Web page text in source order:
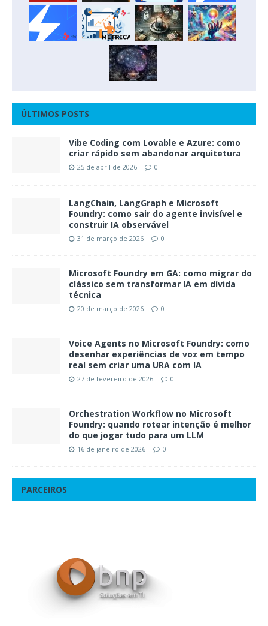
ÚLTIMOS POSTS
Vibe Coding com Lovable e Azure: como
criar rápido sem abandonar arquitetura
25 de abril de 2026 0
LangChain, LangGraph e Microsoft
Foundry: como sair do agente invisível e
construir IA observável
31 de março de 2026 0
Microsoft Foundry em GA: como migrar do
clássico sem transformar IA em dívida
técnica
20 de março de 2026 0
Voice Agents no Microsoft Foundry: como
desenhar experiências de voz em tempo
real sem criar uma URA com IA
27 de fevereiro de 2026 0
Orchestration Workflow no Microsoft
Foundry: quando rotear intenção é melhor
do que jogar tudo para um LLM
16 de janeiro de 2026 0
PARCEIROS